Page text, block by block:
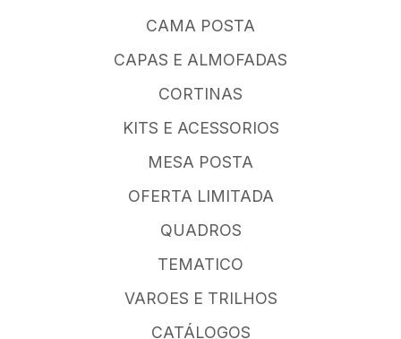
CAMA POSTA
CAPAS E ALMOFADAS
CORTINAS
KITS E ACESSORIOS
MESA POSTA
OFERTA LIMITADA
QUADROS
TEMATICO
VAROES E TRILHOS
CATÁLOGOS